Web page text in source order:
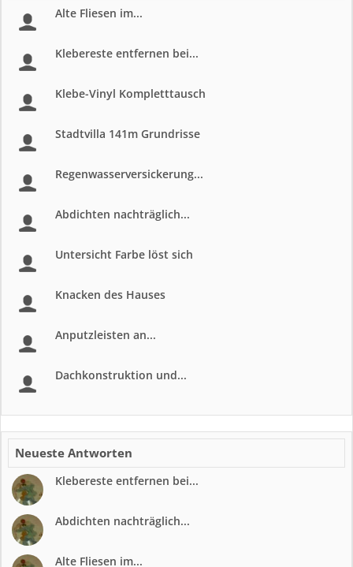
Alte Fliesen im...
Klebereste entfernen bei...
Klebe-Vinyl Kompletttausch
Stadtvilla 141m Grundrisse
Regenwasserversickerung...
Abdichten nachträglich...
Untersicht Farbe löst sich
Knacken des Hauses
Anputzleisten an...
Dachkonstruktion und...
Neueste Antworten
Klebereste entfernen bei...
Abdichten nachträglich...
Alte Fliesen im...